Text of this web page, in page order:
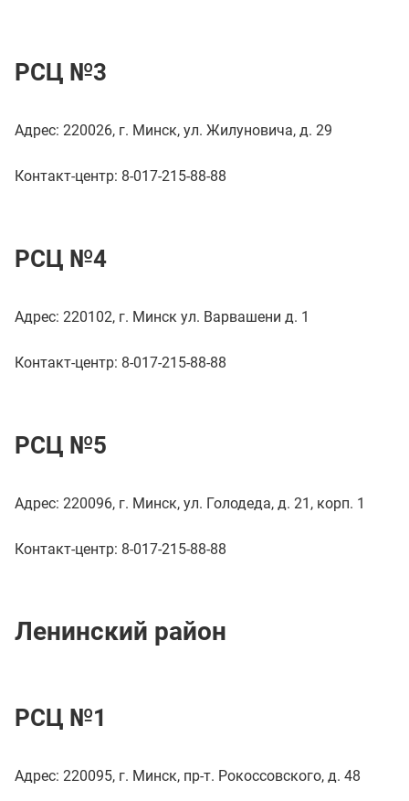
РСЦ №3
Адрес: 220026, г. Минск, ул. Жилуновича, д. 29
Контакт-центр: 8-017-215-88-88
РСЦ №4
Адрес: 220102, г. Минск ул. Варвашени д. 1
Контакт-центр: 8-017-215-88-88
РСЦ №5
Адрес: 220096, г. Минск, ул. Голодеда, д. 21, корп. 1
Контакт-центр: 8-017-215-88-88
Ленинский район
РСЦ №1
Адрес: 220095, г. Минск, пр-т. Рокоссовского, д. 48